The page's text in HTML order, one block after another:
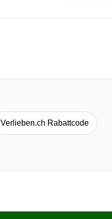
Verlieben.ch Rabattcode